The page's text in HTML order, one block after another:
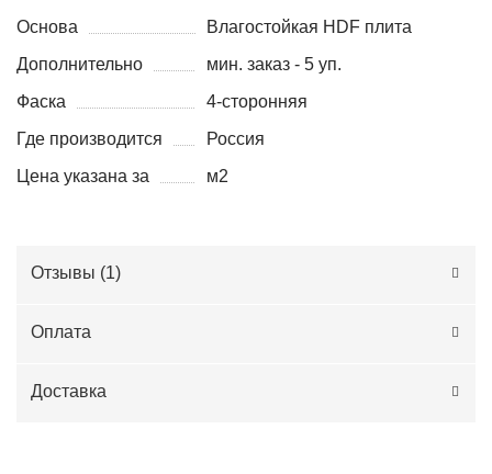
Основа
Влагостойкая HDF плита
Дополнительно
мин. заказ - 5 уп.
Фаска
4-сторонняя
Где производится
Россия
Цена указана за
м2
Отзывы (1)
Оплата
Доставка